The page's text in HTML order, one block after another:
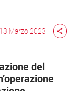
13 Marzo 2023 share
del